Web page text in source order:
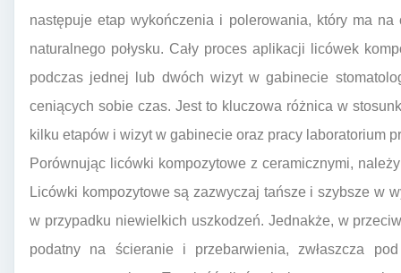
następuje etap wykończenia i polerowania, który ma
naturalnego połysku. Cały proces aplikacji licówek
podczas jednej lub dwóch wizyt w gabinecie
ceniących sobie czas. Jest to kluczowa różnica w
kilku etapów i wizyt w gabinecie oraz pracy laboratorium
Porównując licówki kompozytowe z ceramicznymi,
Licówki kompozytowe są zazwyczaj tańsze i szybsze w
w przypadku niewielkich uszkodzeń. Jednakże, w
podatny na ścieranie i przebarwienia, zwłaszcza